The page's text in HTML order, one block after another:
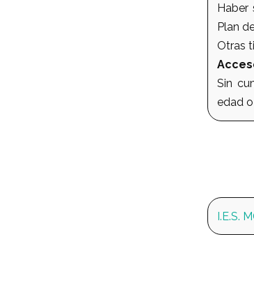
Haber
Plan
Otras
Sin
edad
I.E.S.